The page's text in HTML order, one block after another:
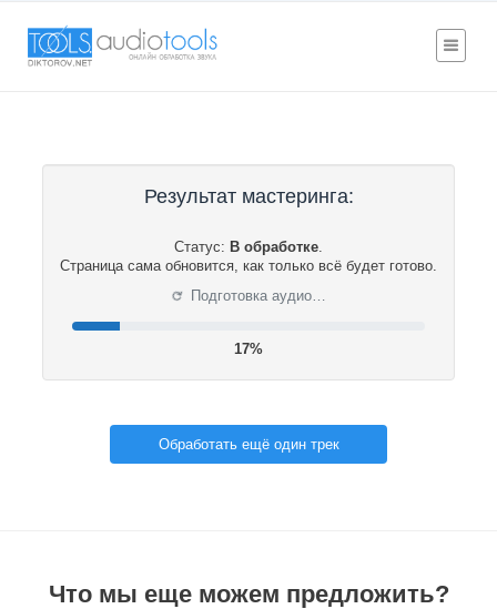
Результат мастеринга:
Статус: В обработке.
Страница сама обновится, как только всё будет готово.
⟳ Подготовка аудио…
18%
Обработать ещё один трек
Что мы еще можем предложить?